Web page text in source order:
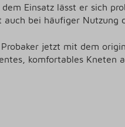
Einsatz lässt er sich
auch bei häufiger Nutzung
jetzt mit dem
komfortables Kneten